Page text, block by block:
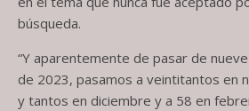
búsqueda.
“Y aparentemente de pasar de
de 2023, pasamos a veintitantos en
y tantos en diciembre y a 58 en